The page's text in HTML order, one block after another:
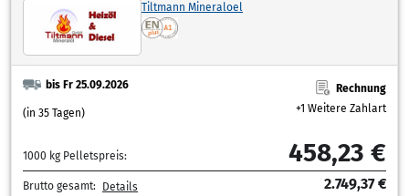
Tiltmann Mineraloel
bis Fr 25.09.2026
(in 35 Tagen)
Rechnung
+1 Weitere Zahlart
1000 kg Pelletspreis: 458,23 €
Brutto gesamt: Details 2.749,37 €